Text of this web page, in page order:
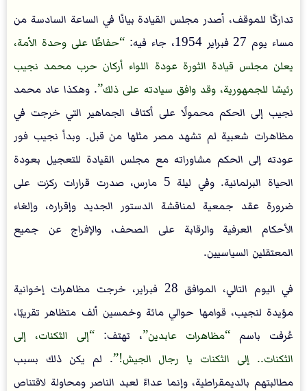
تداركًا للموقف، أصدر مجلس القيادة بيانًا في الساعة السادسة من
مساء يوم 27 فبراير 1954، جاء فيه:
حفاظًا على وحدة الأمة،
يعلن مجلس قيادة الثورة عودة اللواء أركان حرب محمد نجيب
رئيسًا للجمهورية، وقد وافق سيادته على ذلك . وهكذا عاد محمد
نجيب إلى الحكم محمولًا على أكتاف الجماهير التي خرجت في
مظاهرات شعبية لم تشهد مصر مثلها من قبل. وبدأ نجيب فور
عودته إلى الحكم مشاوراته مع مجلس القيادة للتعجيل بعودة
الحياة البرلمانية. وفي ليلة 5 مارس، صدرت قرارات ركزت على
ضرورة عقد جمعية لمناقشة الدستور الجديد وإقراره، وإلغاء
الأحكام العرفية والرقابة على الصحف، والإفراج عن جميع
المعتقلين السياسيين.
في اليوم التالي، الموافق 28 فبراير، خرجت مظاهرات إخوانية
مؤيدة لنجيب، قوامها حوالي مائة وخمسين ألف متظاهر تقريبًا،
عُرفت باسم
مظاهرات عابدين ، تهتف:
إلى الثكنات، إلى
الثكنات.. إلى الثكنات يا رجال الجيش! . لم يكن ذلك بسبب
مطالبتهم بالديمقراطية، وإنما عداءً لعبد الناصر ومحاولة لاقتناص